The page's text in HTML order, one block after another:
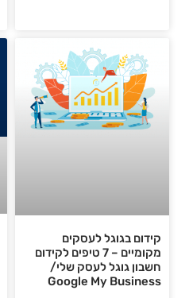
קידום בגוגל לעסקים
מקומיים – 7 טיפים לקידום
חשבון גוגל לעסק שלי/
Google My Business